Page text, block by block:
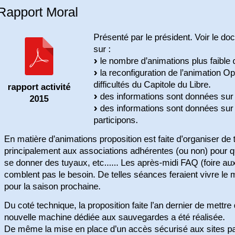
Moral
rapport activité
2015
Présenté par le président. Voir le
sur :
le nombre d’animations plus faible
la reconfiguration de l’animation
difficultés du Capitole du Libre.
des informations sont données
des informations sont données
participons.
En matière d’animations proposition est faite d’organiser
principalement aux associations adhérentes (ou non) pour
se donner des tuyaux, etc...... Les après-midi FAQ (foire
comblent pas le besoin. De telles séances feraient vivre le
pour la saison prochaine.
Du coté technique, la proposition faite l’an dernier de
nouvelle machine dédiée aux sauvegardes a été réalisée.
De même la mise en place d’un accès sécurisé aux sites